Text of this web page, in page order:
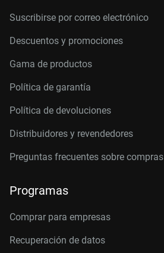
Suscribirse por correo electrónico
Descuentos y promociones
Gama de productos
Política de garantía
Política de devoluciones
Distribuidores y revendedores
Preguntas frecuentes sobre compras
Programas
Comprar para empresas
Recuperación de datos